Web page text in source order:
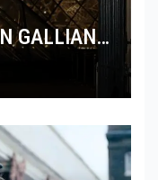
GALLIANO
DEL REY